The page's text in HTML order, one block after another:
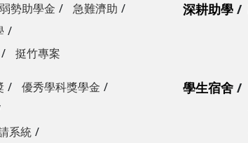
弱勢助學金
急難濟助
挺竹專案
深耕助學
優秀學科獎學金
系統
學生宿舍